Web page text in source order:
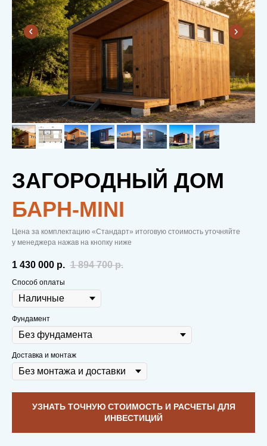
ЗАГОРОДНЫЙ ДОМ
БАРН-MINI
Цена за комплектацию «Стандарт» итоговую стоимость уточняйте
у менеджера нажав на кнопку ниже
1 430 000 р. 1 894 700 р.
Способ оплаты
Фундамент
Доставка и монтаж
УЗНАТЬ ТОЧНУЮ СТОИМОСТЬ И РАСЧЕТЫ ДЛЯ
ИНВЕСТИЦИЙ